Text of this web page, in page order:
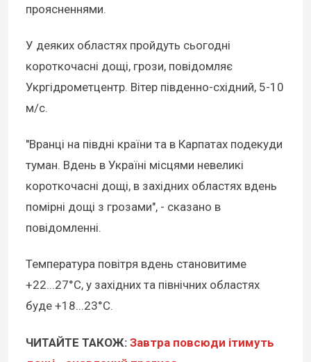
проясненнями.
У деяких областях пройдуть сьогодні
короткочасні дощі, грози, повідомляє
Укргідрометцентр. Вітер південно-східний, 5-10
м/с.
"Вранці на півдні країни та в Карпатах подекуди
туман. Вдень в Україні місцями невеликі
короткочасні дощі, в західних областях вдень
помірні дощі з грозами", - сказано в
повідомленні.
Температура повітря вдень становитиме
+22...27°С, у західних та північних областях
буде +18...23°С.
ЧИТАЙТЕ ТАКОЖ: Завтра повсюди ітимуть